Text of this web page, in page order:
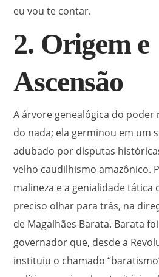
eu vou te contar.
2. Origem e
Ascensão
A árvore genealógica do
do nada; ela germinou em um
adubado por disputas
velho caudilhismo amazônico.
malineza e a genialidade tática
preciso olhar para trás, na
de Magalhães Barata. Barata
governador que, desde a
instituiu o chamado